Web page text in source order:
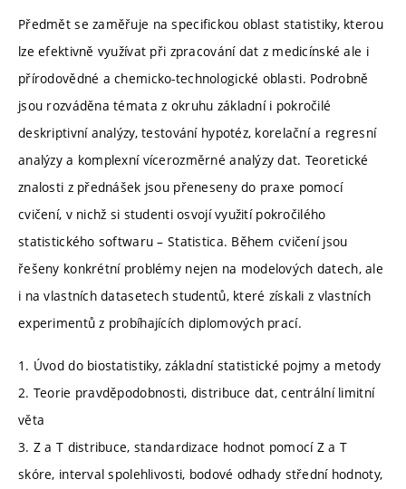
Předmět se zaměřuje na specifickou oblast statistiky, kterou
lze efektivně využívat při zpracování dat z medicínské ale i
přírodovědné a chemicko-technologické oblasti. Podrobně
jsou rozváděna témata z okruhu základní i pokročilé
deskriptivní analýzy, testování hypotéz, korelační a regresní
analýzy a komplexní vícerozměrné analýzy dat. Teoretické
znalosti z přednášek jsou přeneseny do praxe pomocí
cvičení, v nichž si studenti osvojí využití pokročilého
statistického softwaru – Statistica. Během cvičení jsou
řešeny konkrétní problémy nejen na modelových datech, ale
i na vlastních datasetech studentů, které získali z vlastních
experimentů z probíhajících diplomových prací.
1. Úvod do biostatistiky, základní statistické pojmy a metody
2. Teorie pravděpodobnosti, distribuce dat, centrální limitní
věta
3. Z a T distribuce, standardizace hodnot pomocí Z a T
skóre, interval spolehlivosti, bodové odhady střední hodnoty,